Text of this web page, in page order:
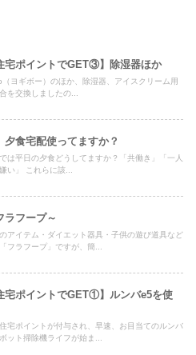
宅ポイントでGET③】除湿器ほか
ヨギボー）のほか、除湿器、アイスクリーム用
を交換しましたの...
夕食宅配使ってますか？
は平日の夕食どうしてますか？「共働き」「一人
い」 これらに該...
ラフープ～
アイテム・ダイエット器具・子供の遊び道具など
フラフープ」ですが、簡...
宅ポイントでGET①】ルンバe5を使
宅ポイントが付与され、早速、お目当てのルンバ
ット掃除機ライフが始ま...